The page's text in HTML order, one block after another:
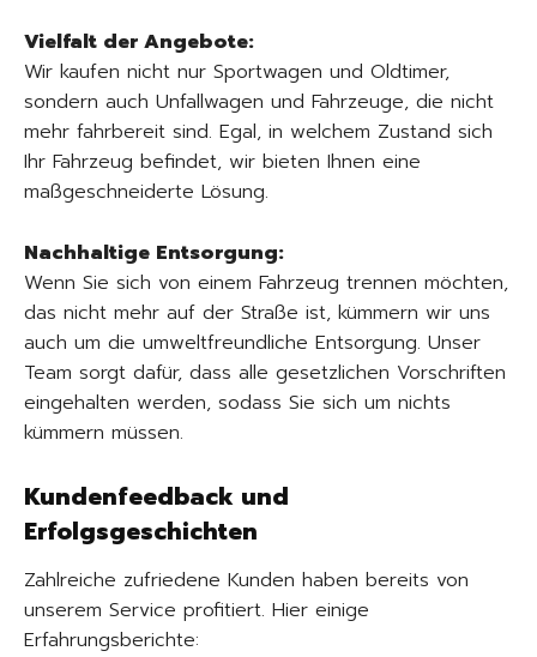
Vielfalt der Angebote:
Wir kaufen nicht nur Sportwagen und Oldtimer,
sondern auch Unfallwagen und Fahrzeuge, die nicht
mehr fahrbereit sind. Egal, in welchem Zustand sich
Ihr Fahrzeug befindet, wir bieten Ihnen eine
maßgeschneiderte Lösung.
Nachhaltige Entsorgung:
Wenn Sie sich von einem Fahrzeug trennen möchten,
das nicht mehr auf der Straße ist, kümmern wir uns
auch um die umweltfreundliche Entsorgung. Unser
Team sorgt dafür, dass alle gesetzlichen Vorschriften
eingehalten werden, sodass Sie sich um nichts
kümmern müssen.
Kundenfeedback und
Erfolgsgeschichten
Zahlreiche zufriedene Kunden haben bereits von
unserem Service profitiert. Hier einige
Erfahrungsberichte: